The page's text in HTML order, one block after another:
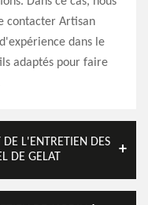
contacter Artisan
dans le
adaptés pour faire
L'ENTRETIEN DES
DE GELAT